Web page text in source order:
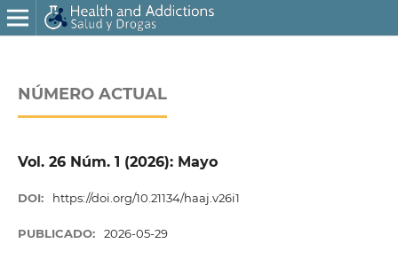
NÚMERO ACTUAL
Vol. 26 Núm. 1 (2026): Mayo
DOI: https://doi.org/10.21134/haaj.v26i1
PUBLICADO: 2026-05-29